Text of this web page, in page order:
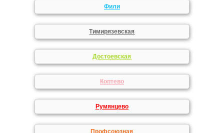
Фили
Тимирязевская
Достоевская
Коптево
Румянцево
Профсоюзная